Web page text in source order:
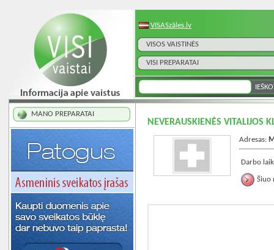
VISASzāles.lv
VISOS VAISTINĖS
VISI PREPARATAI
MANO PREPARATAI
NEVERAUSKIENĖS VITALIJOS
Adresas:
Darbo
Šiuo